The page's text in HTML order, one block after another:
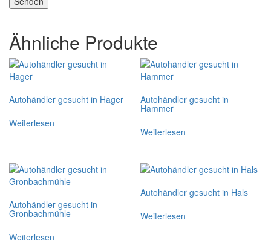
Ähnliche Produkte
Autohändler gesucht in Hager
Weiterlesen
Autohändler gesucht in
Hammer
Weiterlesen
Autohändler gesucht in
Gronbachmühle
Weiterlesen
Autohändler gesucht in Hals
Weiterlesen